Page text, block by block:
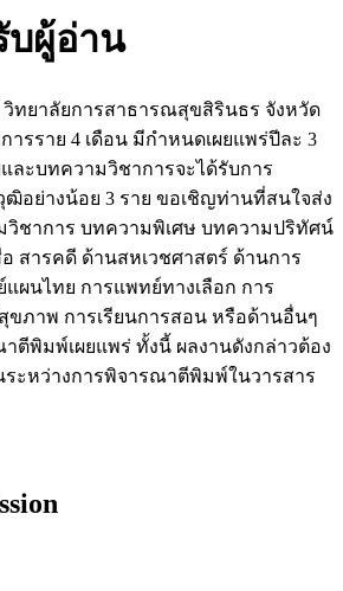
ผู้อ่าน
วิทยาลัยการสาธารณสุขสิรินธร จังหวัด
ารราย 4 เดือน มีกำหนดเผยแพร่ปีละ 3
ละบทความวิชาการจะได้รับการ
อย่างน้อย 3 ราย ขอเชิญท่านที่สนใจส่ง
ชาการ บทความพิเศษ บทความปริทัศน์
สารคดี ด้านสหเวชศาสตร์ ด้านการ
ผนไทย การแพทย์ทางเลือก การ
ขภาพ การเรียนการสอน หรือด้านอื่นๆ
ตีพิมพ์เผยแพร่ ทั้งนี้ ผลงานดังกล่าวต้อง
ะหว่างการพิจารณาตีพิมพ์ในวารสาร